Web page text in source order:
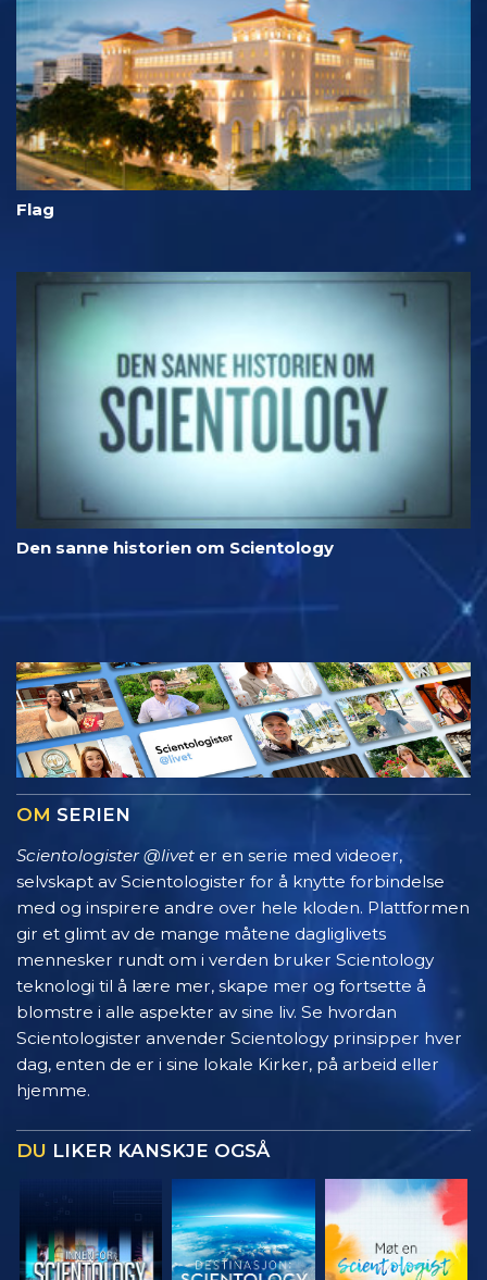
Flag
Den sanne historien om Scientology
OM SERIEN
Scientologister @livet er en serie med videoer,
selvskapt av Scientologister for å knytte forbindelse
med og inspirere andre over hele kloden. Plattformen
gir et glimt av de mange måtene dagliglivets
mennesker rundt om i verden bruker Scientology
teknologi til å lære mer, skape mer og fortsette å
blomstre i alle aspekter av sine liv. Se hvordan
Scientologister anvender Scientology prinsipper hver
dag, enten de er i sine lokale Kirker, på arbeid eller
hjemme.
DU LIKER KANSKJE OGSÅ